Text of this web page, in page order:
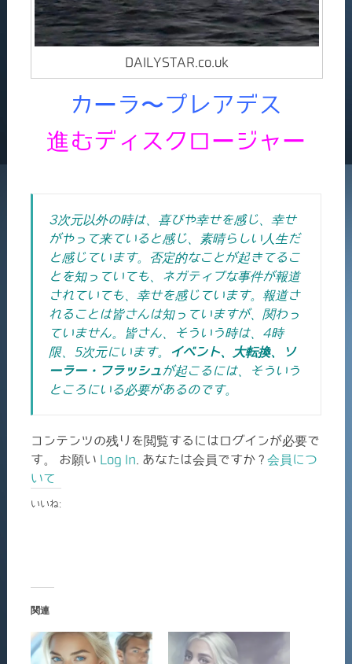
DAILYSTAR.co.uk
カーラ〜プレアデス
進むディスクロージャー
3次元以外の時は、喜びや幸せを感じ、幸せ
がやって来ていると感じ、素晴らしい人生だ
と感じています。否定的なことが起きてるこ
とを知っていても、ネガティブな事件が報道
されていても、幸せを感じています。報道さ
れることは皆さんは知っていますが、関わっ
ていません。皆さん、そういう時は、4時
限、5次元にいます。
イベント、大転換、ソ
ーラー・フラッシュが起こるには、そういう
ところにいる必要があるのです。
コンテンツの残りを閲覧するにはログインが必要で
す。 お願い Log In . あなたは会員ですか ? 会員につ
いて
いいね:
関連